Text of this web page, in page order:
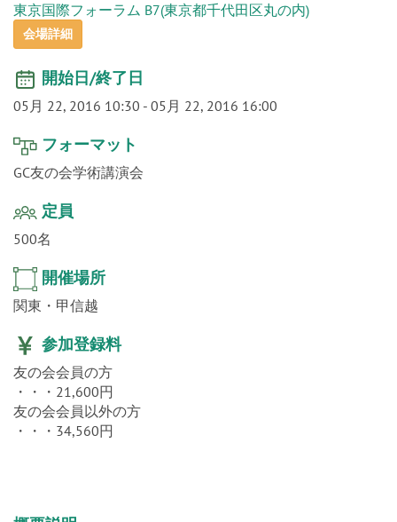
東京国際フォーラム B7(東京都千代田区丸の内)
会場詳細
開始日/終了日
05月 22, 2016 10:30 05月 22, 2016 16:00
フォーマット
GC友の会学術講演会
定員
500名
開催場所
関東・甲信越
参加登録料
友の会会員の方
・・・21,600円
友の会会員以外の方
・・・34,560円